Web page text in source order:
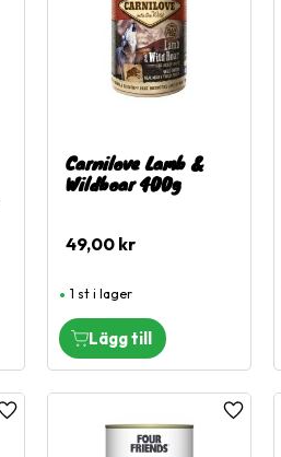
Carnilove Lamb &
Wildboar 400g
49,00kr
1 st i lager
Lägg till i favoriter Lägg